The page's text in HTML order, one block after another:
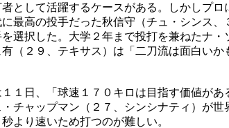
として活躍するケースがある。しかしプ
最高の投手だった秋信守（チュ・シンス
選択した。大学２年まで投打を兼ねたナ
（２９、テキサス）は「二刀流は面白い
１日、「球速１７０キロは目指す価値が
チャップマン（２７、シンシナティ）が
より速いため打つのが難しい。